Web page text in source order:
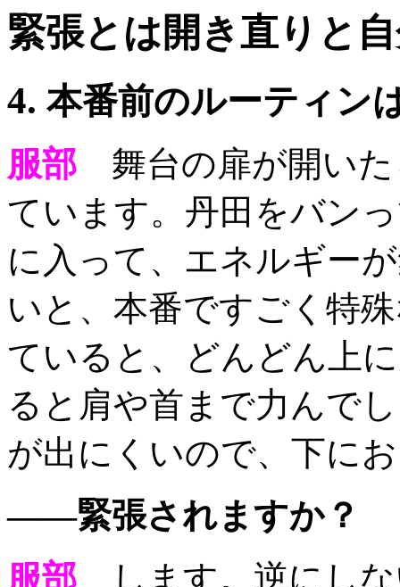
緊張とは開き直りと
4.本番前のルーティン
服部
舞台の扉が開い
ています。丹田をバン
に入って、エネルギー
いと、本番ですごく特
ていると、どんどん上
ると肩や首まで力んで
が出にくいので、下に
——緊張されますか？
服部
します。逆にし